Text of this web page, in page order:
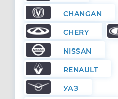
CHANGAN
CHERY
NISSAN
RENAULT
УАЗ